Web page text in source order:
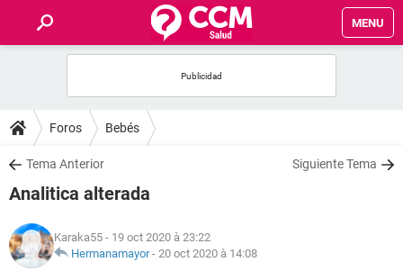
MENU
FORUMS
SALUD
NUTRICIÓN
Foros Bebés
Tema Anterior Siguiente Tema
Analitica alterada
Karaka55 - 19 oct 2020 à 23:22
Hermanamayor- 20 oct 2020 à 14:08